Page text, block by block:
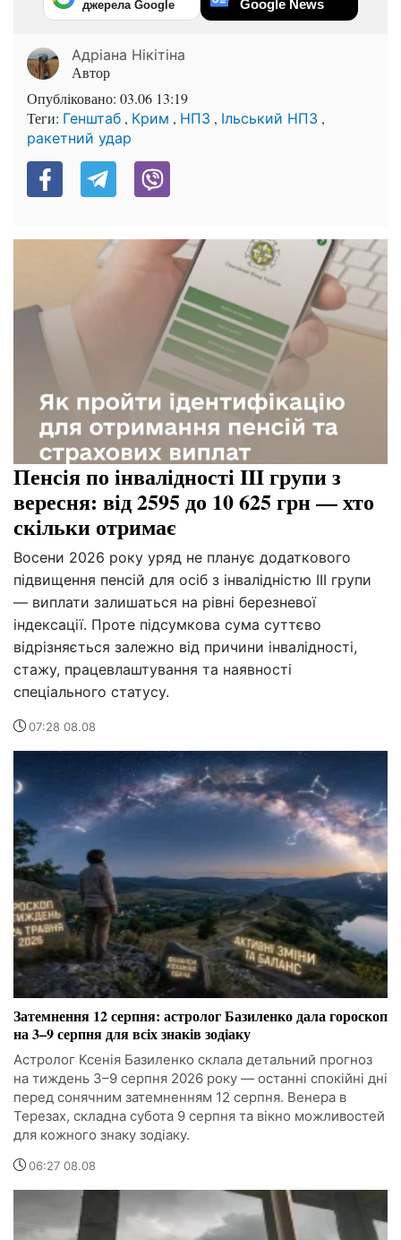
джерела Google Google News
Адріана Нікітіна
Автор
Опубліковано: 03.06 13:19
Теги: Генштаб , Крим , НПЗ , Ільський НПЗ ,
ракетний удар
Пенсія по інвалідності III групи з
вересня: від 2595 до 10 625 грн — хто
скільки отримає
Восени 2026 року уряд не планує додаткового
підвищення пенсій для осіб з інвалідністю III групи
— виплати залишаться на рівні березневої
індексації. Проте підсумкова сума суттєво
відрізняється залежно від причини інвалідності,
стажу, працевлаштування та наявності
спеціального статусу.
07:28 08.08
Затемнення 12 серпня: астролог Базиленко дала гороскоп
на 3–9 серпня для всіх знаків зодіаку
Астролог Ксенія Базиленко склала детальний прогноз
на тиждень 3–9 серпня 2026 року — останні спокійні дні
перед сонячним затемненням 12 серпня. Венера в
Терезах, складна субота 9 серпня та вікно можливостей
для кожного знаку зодіаку.
06:27 08.08